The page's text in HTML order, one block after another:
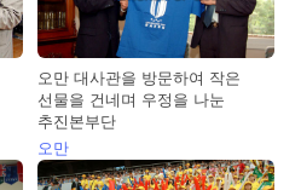
오만 대사관을 방문하여 작은
선물을 건네며 우정을 나눈
추진본부단
오만